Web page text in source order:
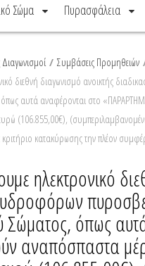
Σώμα Πυρασφάλεια
/ Συμβάσεις Προμηθειών
διεθνή διαγωνισμό ανοικτής
αυτά αναφέρονται στο
(106.855,00€),
κατακύρωσης την πλέον
ηλεκτρονικό
Σώματος, όπως
αναπόσπαστα